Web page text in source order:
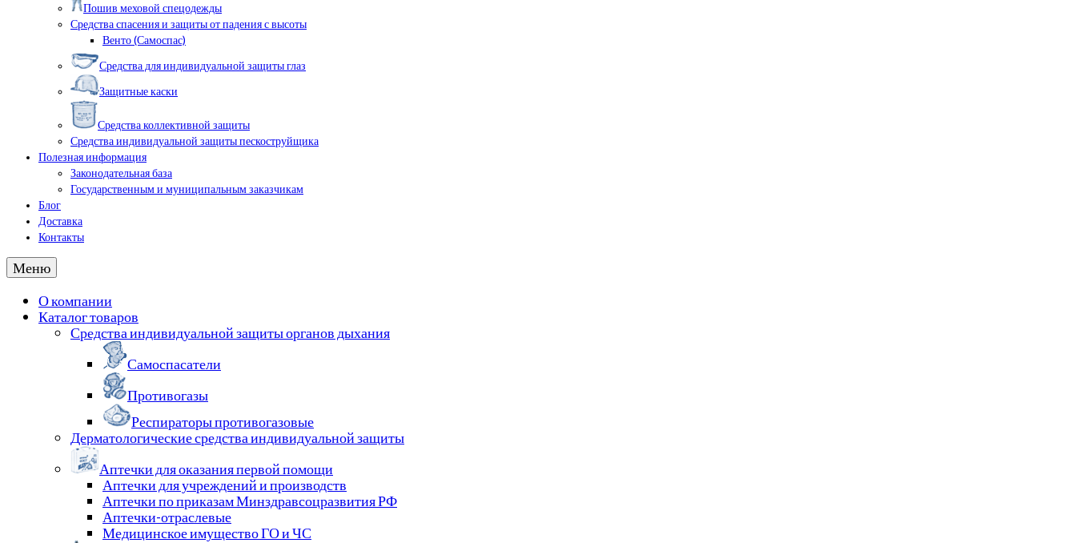
Пошив меховой спецодежды
Средства спасения и защиты от падения с высоты
Венто (Самоспас)
Средства для индивидуальной защиты глаз
Защитные каски
Средства коллективной защиты
Средства индивидуальной защиты пескоструйщика
Полезная информация
Законодательная база
Государственным и муниципальным заказчикам
Блог
Доставка
Контакты
Меню
О компании
Каталог товаров
Средства индивидуальной защиты органов дыхания
Самоспасатели
Противогазы
Респираторы противогазовые
Дерматологические средства индивидуальной защиты
Аптечки для оказания первой помощи
Аптечки для учреждений и производств
Аптечки по приказам Минздравсоцразвития РФ
Аптечки-отраслевые
Медицинское имущество ГО и ЧС